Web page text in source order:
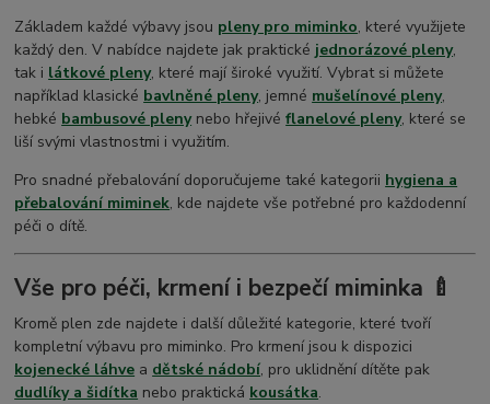
Základem každé výbavy jsou pleny pro miminko, které využijete
každý den. V nabídce najdete jak praktické jednorázové pleny,
tak i látkové pleny, které mají široké využití. Vybrat si můžete
například klasické bavlněné pleny, jemné mušelínové pleny,
hebké bambusové plenynebo hřejivéflanelové pleny, které se
liší svými vlastnostmi i využitím.
Pro snadné přebalování doporučujeme také kategorii hygiena a
přebalování miminek, kde najdete vše potřebné pro každodenní
péči o dítě.
Vše pro péči, krmení i bezpečí miminka 🍼
Kromě plen zde najdete i další důležité kategorie, které tvoří
kompletní výbavu pro miminko. Pro krmení jsou k dispozici
kojenecké láhve a dětské nádobí, pro uklidnění dítěte pak
dudlíky a šidítka nebo praktická kousátka.